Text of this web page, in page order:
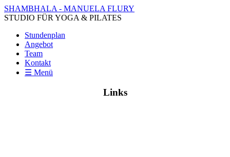
SHAMBHALA - MANUELA FLURY
STUDIO FÜR YOGA & PILATES
Stundenplan
Angebot
Team
Kontakt
☰ Menü
Links